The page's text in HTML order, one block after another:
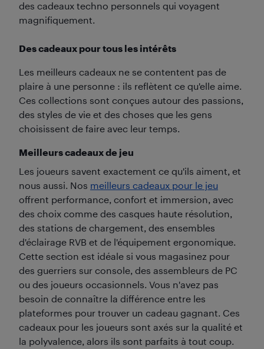
des cadeaux techno personnels qui voyagent
magnifiquement.
Des cadeaux pour tous les intérêts
Les meilleurs cadeaux ne se contentent pas de
plaire à une personne : ils reflètent ce qu'elle aime.
Ces collections sont conçues autour des passions,
des styles de vie et des choses que les gens
choisissent de faire avec leur temps.
Meilleurs cadeaux de jeu
Les joueurs savent exactement ce qu'ils aiment, et
nous aussi. Nos meilleurs cadeaux pour le jeu
offrent performance, confort et immersion, avec
des choix comme des casques haute résolution,
des stations de chargement, des ensembles
d'éclairage RVB et de l'équipement ergonomique.
Cette section est idéale si vous magasinez pour
des guerriers sur console, des assembleurs de PC
ou des joueurs occasionnels. Vous n'avez pas
besoin de connaître la différence entre les
plateformes pour trouver un cadeau gagnant. Ces
cadeaux pour les joueurs sont axés sur la qualité et
la polyvalence, alors ils sont parfaits à tout coup.